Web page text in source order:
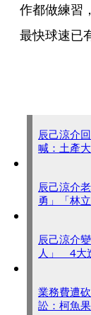
作都做練習
最快球速已
辰己涼介
喊：土產
辰己涼介
勇」「林
辰己涼介
人」 4大
業務費遭
訟：柯魚